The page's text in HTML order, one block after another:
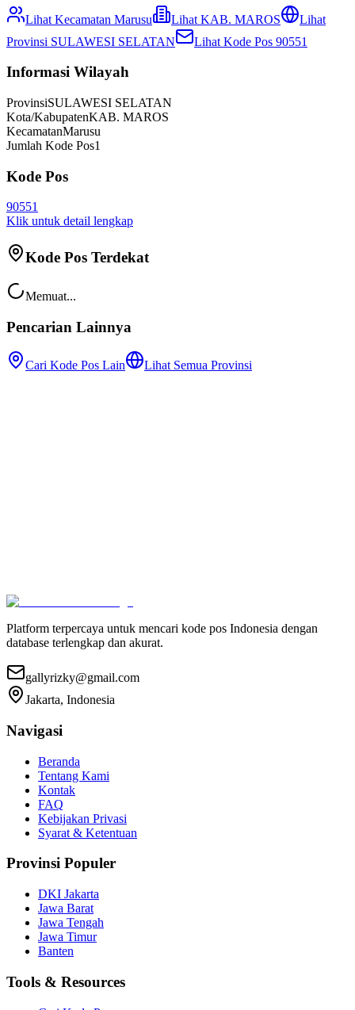
Lihat Kecamatan Marusu Lihat KAB. MAROS
Lihat
Provinsi SULAWESI SELATAN Lihat Kode Pos 90551
Informasi Wilayah
ProvinsiSULAWESI SELATAN
Kota/KabupatenKAB. MAROS
KecamatanMarusu
Jumlah Kode Pos1
Kode Pos
90551
Klik untuk detail lengkap
Kode Pos Terdekat
Memuat...
Pencarian Lainnya
Cari Kode Pos Lain Lihat Semua Provinsi
Platform terpercaya untuk mencari kode pos Indonesia dengan
database terlengkap dan akurat.
gallyrizky@gmail.com
Jakarta, Indonesia
Navigasi
Beranda
Tentang Kami
Kontak
FAQ
Kebijakan Privasi
Syarat & Ketentuan
Provinsi Populer
DKI Jakarta
Jawa Barat
Jawa Tengah
Jawa Timur
Banten
Tools & Resources